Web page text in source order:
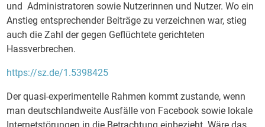
und Administratoren sowie Nutzerinnen und Nutzer. Wo ein
Anstieg entsprechender Beiträge zu verzeichnen war, stieg
auch die Zahl der gegen Geflüchtete gerichteten
Hassverbrechen.
https://sz.de/1.5398425
Der quasi-experimentelle Rahmen kommt zustande, wenn
man deutschlandweite Ausfälle von Facebook sowie lokale